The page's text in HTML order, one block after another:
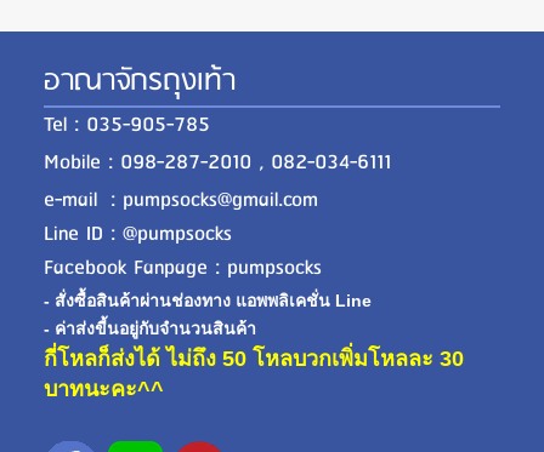
อาณาจักรถุงเท้า
Tel : 035-905-785
Mobile : 098-287-2010 , 082-034-6111
e-mail : pumpsocks@gmail.com
Line ID : @pumpsocks
Facebook Fanpage : pumpsocks
- สั่งซื้อสินค้าผ่านช่องทาง แอพพลิเคชั่น Line
- ค่าส่งขี้นอยู่กับจำนวนสินค้า
กี่โหลก็ส่งได้ ไม่ถึง 50 โหลบวกเพิ่มโหลละ 30
บาทนะคะ^^